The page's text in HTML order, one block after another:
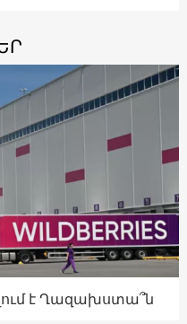
է Ղազախստա՞ն